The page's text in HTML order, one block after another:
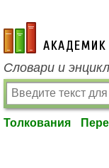
academic.ru
Словари и
Толкования